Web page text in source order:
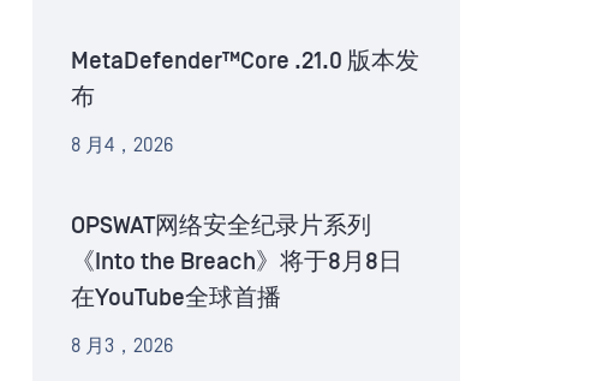
MetaDefender™Core .21.0 版本发
布
8 月4，2026
OPSWAT网络安全纪录片系列
《Into the Breach》将于8月8日
在YouTube全球首播
8 月3，2026